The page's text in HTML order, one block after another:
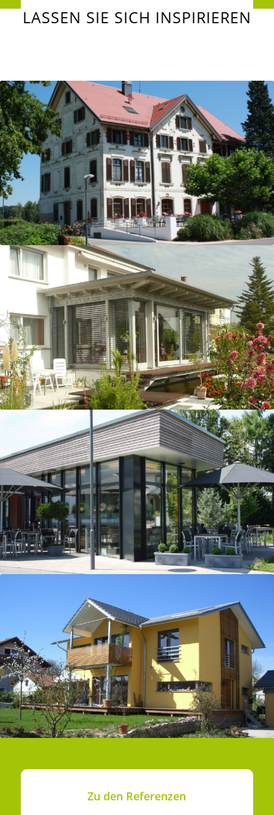
LASSEN SIE SICH INSPIRIEREN
Zu den Referenzen